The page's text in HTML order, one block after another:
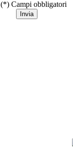
(*) Campi obbligatori